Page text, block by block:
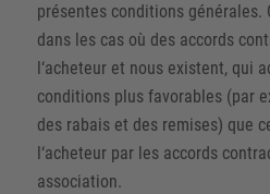
présentes conditions générales.
dans les cas où des accords
l‘acheteur et nous existent, qui
conditions plus favorables (par
des rabais et des remises) que
l‘acheteur par les accords
association.